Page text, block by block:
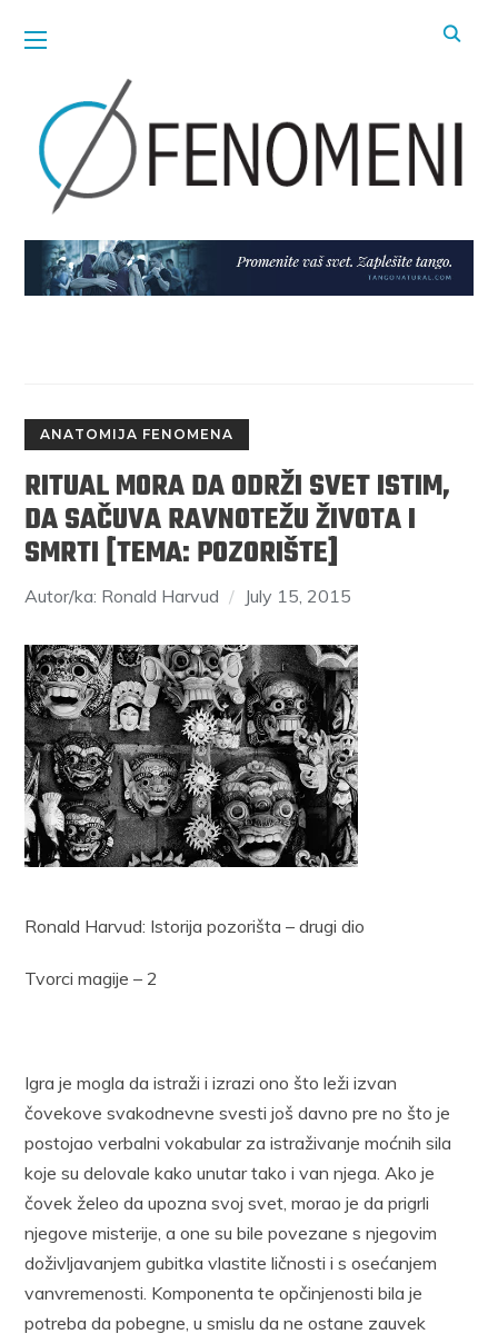
ANATOMIJA FENOMENA
RITUAL MORA DA ODRŽI SVET ISTIM,
DA SAČUVA RAVNOTEŽU ŽIVOTA I
SMRTI [TEMA: POZORIŠTE]
Autor/ka: Ronald Harvud July 15, 2015
Ronald Harvud: Istorija pozorišta – drugi dio
Tvorci magije – 2
Igra je mogla da istraži i izrazi ono što leži izvan
čovekove svakodnevne svesti još davno pre no što je
postojao verbalni vokabular za istraživanje moćnih sila
koje su delovale kako unutar tako i van njega. Ako je
čovek želeo da upozna svoj svet, morao je da prigrli
njegove misterije, a one su bile povezane s njegovim
doživljavanjem gubitka vlastite ličnosti i s osećanjem
vanvremenosti. Komponenta te opčinjenosti bila je
potreba da pobegne, u smislu da ne ostane zauvek